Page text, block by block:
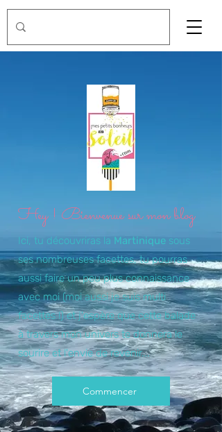
Hey ! Bienvenue sur mon blog
Ici, tu découvriras la Martinique sous
ses nombreuses facettes, tu pourras
aussi faire un peu plus connaissance
avec moi (moi aussi je suis multi
facettes !) et j'espère que cette balade
à travers mon univers te donnera le
sourire et l'envie de revenir...
Commencer